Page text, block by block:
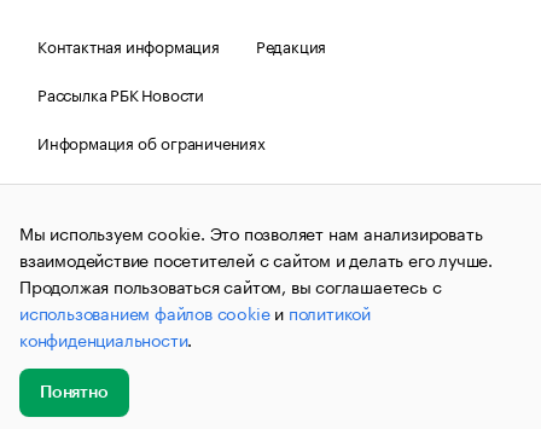
Контактная информация
Редакция
Рассылка РБК Новости
Информация об ограничениях
Правовая информация
О соблюдении авторских прав
© АО «РОСБИЗНЕСКОНСАЛТИНГ»,1995–2026.Сообщения
и материалы информационного агентства «РБК»
(зарегистрировано Федеральной службой по надзору в сфере
связи, информационных технологий и массовых
коммуникаций (Роскомнадзор) 09.12.2015 за номером ИА
№ФС77-63848) сопровождаются пометкой «РБК». Отдельные
публикации могут содержать информацию,
не предназначенную для пользователей
до 18 лет.
Мы используем cookie. Это позволяет нам анализировать
взаимодействие посетителей с сайтом и делать его лучше.
Продолжая пользоваться сайтом, вы соглашаетесь с
использованием файлов cookieи политикой
конфиденциальности.
Понятно